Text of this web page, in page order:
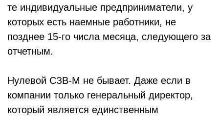
те индивидуальные предприниматели, у
которых есть наемные работники, не
позднее 15-го числа месяца, следующего за
отчетным.
Нулевой СЗВ-М не бывает. Даже если в
компании только генеральный директор,
который является единственным